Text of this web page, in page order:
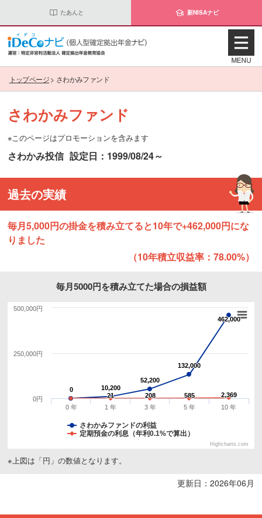
たあんと 新NISAナビ
トップページ> さわかみファンド
さわかみファンド
※このページはプロモーションを含みます
さわかみ投信 設定日：1999/08/24～
過去の実績
毎月5,000円の掛金を積み立てると10年で+462,000円にな
りました
（10年積立収益率：78.00%）
毎月5000円を積み立てた場合の損益額
0
0 10,200
10,200
52,200
52,200
132,000
132,000
462,000
462,000
21
21 208
208 585
585 2,369
2,369
さわかみファンドの利益
定期預金の利息（年利0.1%で算出）
0 年 1 年 3 年 5 年 10 年
0円
250,000円
500,000円
Highcharts.com
※上図は「円」の数値となります。
更新日：2026年06月